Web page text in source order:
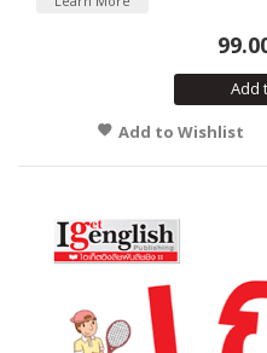
Add
Add to Wishlist